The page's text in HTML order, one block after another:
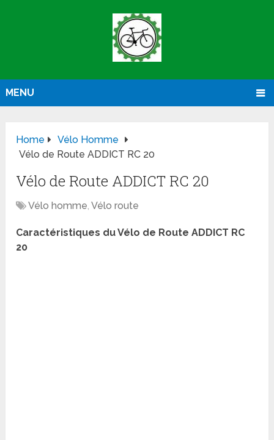
MENU
Home
Vélo Homme
Vélo de Route ADDICT RC 20
Vélo de Route ADDICT RC 20
Vélo homme,Vélo route
Caractéristiques du Vélo de Route ADDICT RC
20